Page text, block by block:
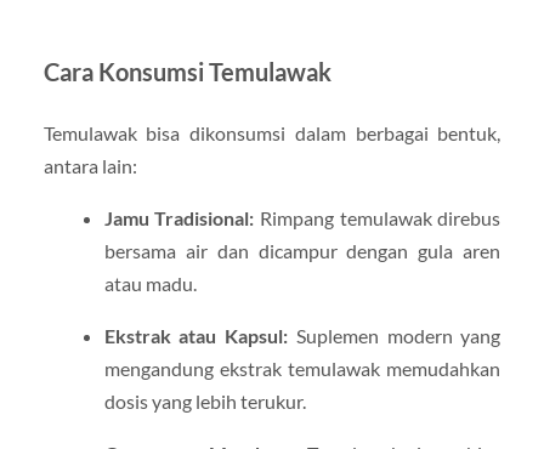
Cara Konsumsi Temulawak
Temulawak bisa dikonsumsi dalam berbagai bentuk,
antara lain:
Jamu Tradisional: Rimpang temulawak direbus
bersama air dan dicampur dengan gula aren
atau madu.
Ekstrak atau Kapsul: Suplemen modern yang
mengandung ekstrak temulawak memudahkan
dosis yang lebih terukur.